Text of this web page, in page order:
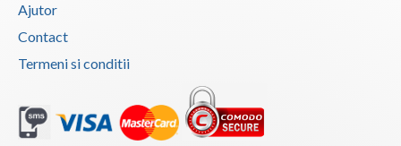
Psihodiagnostic si evaluare clinica (1)
Psihoterapie suportiva (1)
Psihoterapie, asistenta si consultanta psihologica (1)
Terapie suportiva pentru persoane dependente de...
(1)
Ajutor
Contact
Termeni si conditii